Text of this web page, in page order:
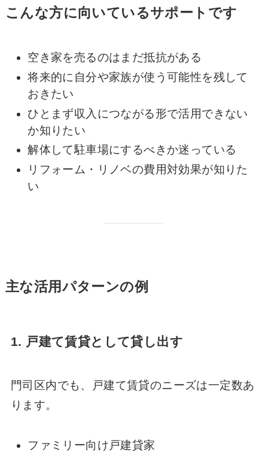
こんな方に向いているサポートです
空き家を売るのはまだ抵抗がある
将来的に自分や家族が使う可能性を残して
おきたい
ひとまず収入につながる形で活用できない
か知りたい
解体して駐車場にするべきか迷っている
リフォーム・リノベの費用対効果が知りた
い
主な活用パターンの例
1. 戸建て賃貸として貸し出す
門司区内でも、戸建て賃貸のニーズは一定数あ
ります。
ファミリー向け戸建貸家